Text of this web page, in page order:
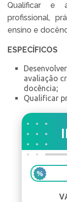
Qualificar e
profissional,
ensino e
ESPECÍFICOS
avaliação
docência;
Qualificar
pedagógicas;
Capacitar
em
Orientar